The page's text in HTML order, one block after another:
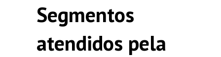
Segmentos
atendidos pela